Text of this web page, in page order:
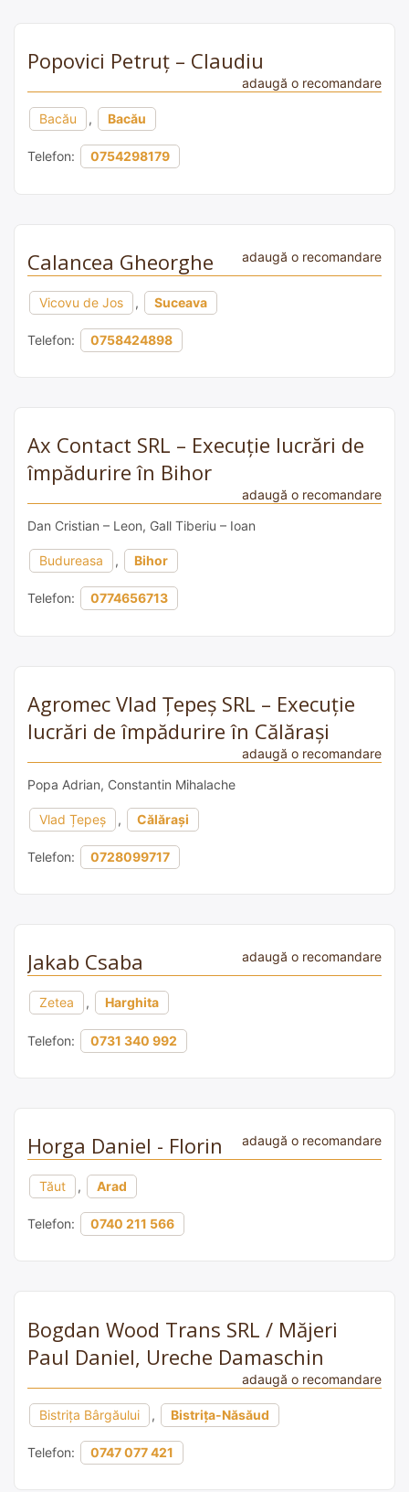
Popovici Petruț – Claudiu
adaugă o recomandare
Bacău , Bacău
Telefon: 0754298179
Calancea Gheorghe adaugă o recomandare
Vicovu de Jos , Suceava
Telefon: 0758424898
Ax Contact SRL – Execuție lucrări de
împădurire în Bihor
adaugă o recomandare
Dan Cristian – Leon, Gall Tiberiu – Ioan
Budureasa , Bihor
Telefon: 0774656713
Agromec Vlad Țepeș SRL – Execuție
lucrări de împădurire în Călărași
adaugă o recomandare
Popa Adrian, Constantin Mihalache
Vlad Țepeș , Călărași
Telefon: 0728099717
Jakab Csaba adaugă o recomandare
Zetea , Harghita
Telefon: 0731 340 992
Horga Daniel - Florin adaugă o recomandare
Tăut , Arad
Telefon: 0740 211 566
Bogdan Wood Trans SRL / Măjeri
Paul Daniel, Ureche Damaschin
adaugă o recomandare
Bistriţa Bârgăului , Bistrița-Năsăud
Telefon: 0747 077 421